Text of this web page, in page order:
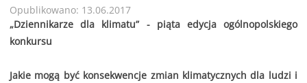
Opublikowano: 13.06.2017
„Dziennikarze dla klimatu” - piąta edycja ogólnopolskiego
konkursu
Jakie mogą być konsekwencje zmian klimatycznych dla ludzi i